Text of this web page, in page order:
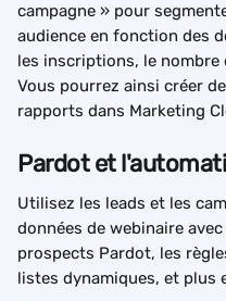
campagne » pour
audience en fonction des
les inscriptions, le nombre
Vous pourrez ainsi créer
rapports dans Marketing
Pardot et
Utilisez les leads et les
données de webinaire
prospects Pardot, les
listes dynamiques, et plus